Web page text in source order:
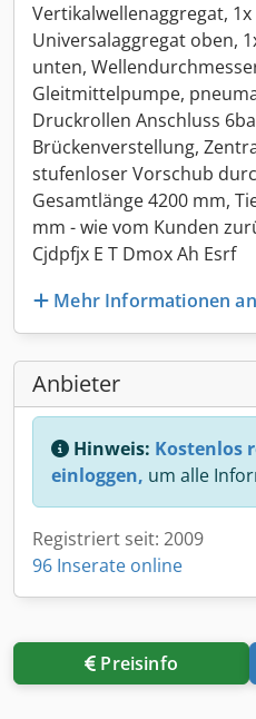
Vertikalwellenaggregat,
Universalaggregat oben,
unten,
Gleitmittelpumpe,
Druckrollen Anschluss
Brückenverstellung,
stufenloser Vorschub
Gesamtlänge 4200 mm,
mm - wie vom Kunden
Cjdpfjx E T Dmox Ah Esrf
Mehr Informationen
Anbieter
Hinweis: Kostenlos
einloggen, um alle
Registriert seit: 2009
96 Inserate online
Preisinfo